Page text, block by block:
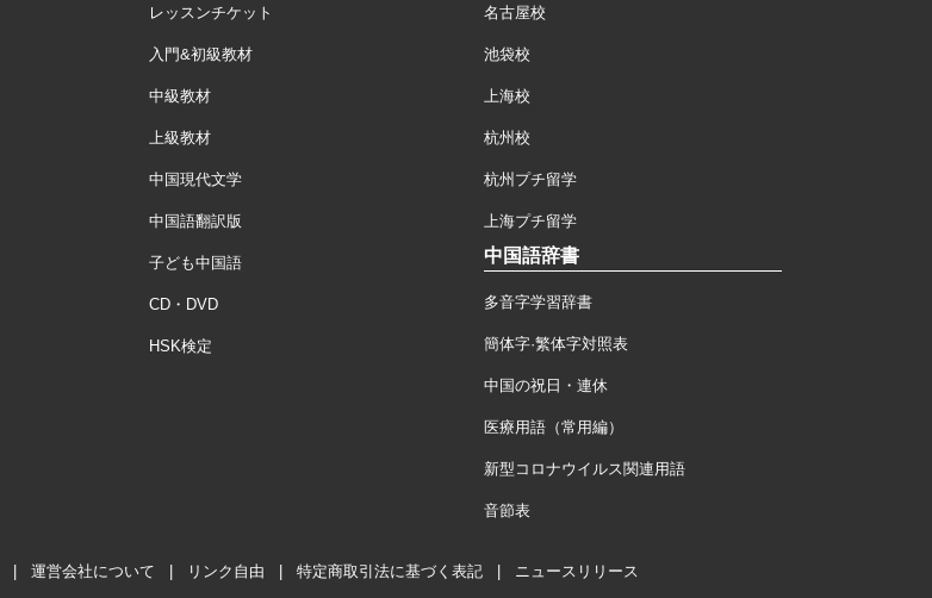
レッスンチケット
入門&初級教材
中級教材
上級教材
中国現代文学
中国語翻訳版
子ども中国語
CD・DVD
HSK検定
名古屋校
池袋校
上海校
杭州校
杭州プチ留学
上海プチ留学
中国語辞書
多音字学習辞書
簡体字·繁体字対照表
中国の祝日・連休
医療用語（常用編）
新型コロナウイルス関連用語
音節表
運営会社について リンク自由 特定商取引法に基づく表記 ニュースリリース